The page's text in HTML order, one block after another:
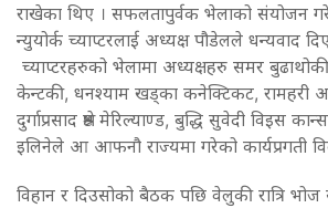
राखेका थिए । सफलतापुर्वक भेलाको संयोजन
न्युयोर्क च्याप्टरलाई अध्यक्ष पौडेलले धन्यवाद
च्याप्टरहरुको भेलामा अध्यक्षहरु समर
केन्टकी, धनश्याम खड्का कनेक्टिकट, रामहरी
दुर्गाप्रसाद श्रेष्ठ मेरिल्याण्ड, बुद्धि सुवेदी विइस
इलिनेले आ आफनौ राज्यमा गरेको कार्यप्रगती
विहान र दिउसोको बैठक पछि वेलुकी रात्रि